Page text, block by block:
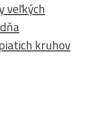
veľkých
kruhov